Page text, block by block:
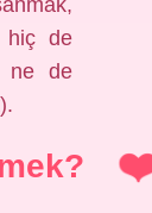
hiç de
ne de